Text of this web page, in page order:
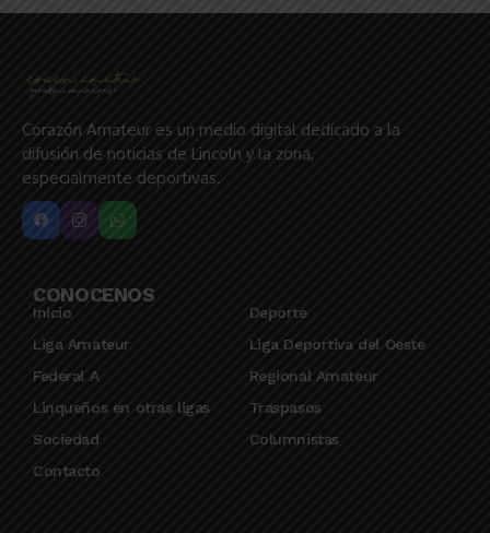
Corazón Amateur es un medio digital dedicado a la
difusión de noticias de Lincoln y la zona,
especialmente deportivas.
CONOCENOS
Inicio
Deporte
Liga Amateur
Liga Deportiva del Oeste
Federal A
Regional Amateur
Linqueños en otras ligas
Traspasos
Sociedad
Columnistas
Contacto